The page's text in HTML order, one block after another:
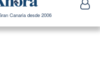
Canaria desde 2006